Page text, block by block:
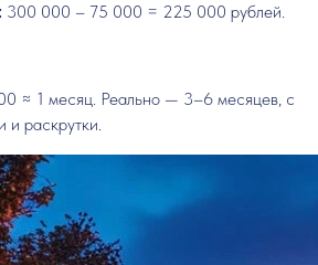
300 000 – 75 000 = 225 000 рублей.
≈ 1 месяц. Реально — 3–6 месяцев, с
и раскрутки.